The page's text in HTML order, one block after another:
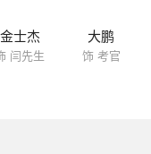
金士杰
闫先生
大鹏
饰 考官